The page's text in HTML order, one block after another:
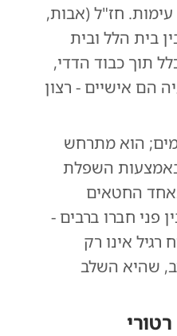
חז"ל (אבות,
בית הלל ובית
תוך כבוד הדדי,
הם אישיים - רצון
הוא מתרחש
השפלת
החטאים
פני חברו ברבים -
רגיל אינו רק
שהיא השלב